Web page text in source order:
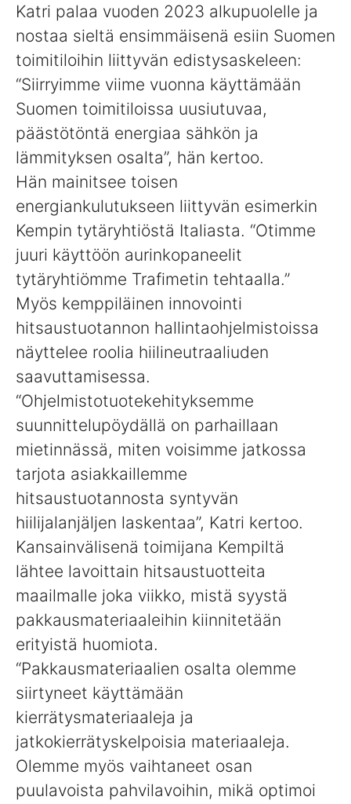
Katri palaa vuoden 2023 alkupuolelle ja
nostaa sieltä ensimmäisenä esiin Suomen
toimitiloihin liittyvän edistysaskeleen:
“Siirryimme viime vuonna käyttämään
Suomen toimitiloissa uusiutuvaa,
päästötöntä energiaa sähkön ja
lämmityksen osalta”, hän kertoo.
Hän mainitsee toisen
energiankulutukseen liittyvän esimerkin
Kempin tytäryhtiöstä Italiasta. “Otimme
juuri käyttöön aurinkopaneelit
tytäryhtiömme Trafimetin tehtaalla.”
Myös kemppiläinen innovointi
hitsaustuotannon hallintaohjelmistoissa
näyttelee roolia hiilineutraaliuden
saavuttamisessa.
“Ohjelmistotuotekehityksemme
suunnittelupöydällä on parhaillaan
mietinnässä, miten voisimme jatkossa
tarjota asiakkaillemme
hitsaustuotannosta syntyvän
hiilijalanjäljen laskentaa”, Katri kertoo.
Kansainvälisenä toimijana Kempiltä
lähtee lavoittain hitsaustuotteita
maailmalle joka viikko, mistä syystä
pakkausmateriaaleihin kiinnitetään
erityistä huomiota.
“Pakkausmateriaalien osalta olemme
siirtyneet käyttämään
kierrätysmateriaaleja ja
jatkokierrätyskelpoisia materiaaleja.
Olemme myös vaihtaneet osan
puulavoista pahvilavoihin, mikä optimoi